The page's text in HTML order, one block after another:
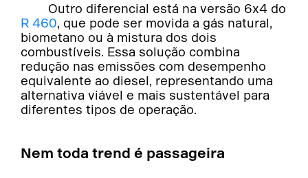
Outro diferencial está na versão 6x4 do
R 460, que pode ser movida a gás natural,
biometano ou à mistura dos dois
combustíveis. Essa solução combina
redução nas emissões com desempenho
equivalente ao diesel, representando uma
alternativa viável e mais sustentável para
diferentes tipos de operação.
Nem toda trend é passageira